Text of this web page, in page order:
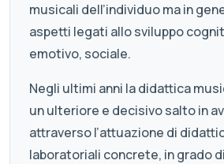
musicali dell’individuo ma in
aspetti legati allo sviluppo
emotivo, sociale.
Negli ultimi anni la didattica
un ulteriore e decisivo salto in
attraverso l’attuazione di
laboratoriali concrete, in grado